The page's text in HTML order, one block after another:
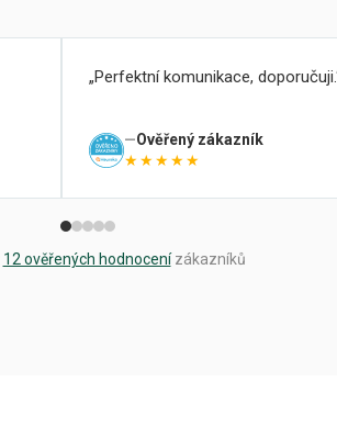
Perfektní komunikace, doporučuji.
Ověřený zákazník
★★★★★
12 ověřených hodnocenízákazníků